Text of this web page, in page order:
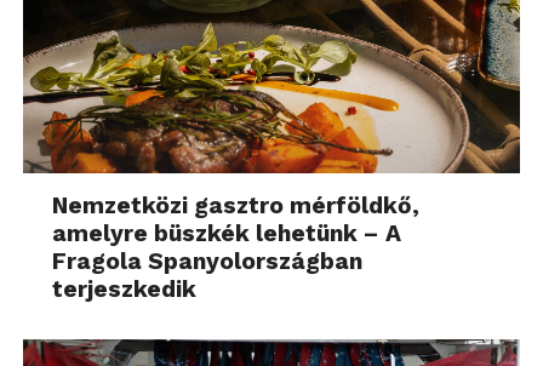
Nemzetközi gasztro mérföldkő,
amelyre büszkék lehetünk – A
Fragola Spanyolországban
terjeszkedik